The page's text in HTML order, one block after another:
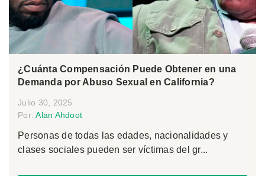
¿Cuánta Compensación Puede Obtener en una
Demanda por Abuso Sexual en California?
Julio 30, 2025
Por:Alan Ahdoot
Personas de todas las edades, nacionalidades y
clases sociales pueden ser víctimas del gr...